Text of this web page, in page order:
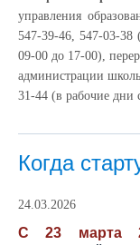
управления
547-39-46, 547-03-38
09-00 до 17-00),
администрации
31-44 (в рабочие дни
Когда
24.03.2026
С 23 марта